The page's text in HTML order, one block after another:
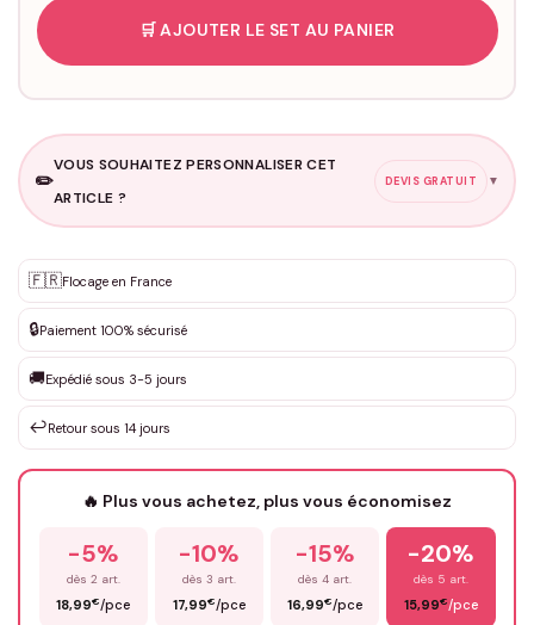
🛒 AJOUTER LE SET AU PANIER
✏️
VOUS SOUHAITEZ PERSONNALISER CET
ARTICLE ?
DEVIS GRATUIT ▼
✨ Personnalisation sur mesure
DEVIS GRATUIT · Personnalisation de 3 à 10€ selon la demande
Que souhaitez-vous ?*
Votre texte / idée*
Prénom*
🇫🇷Flocage en France
🔒Paiement 100% sécurisé
🚚Expédié sous 3-5 jours
↩️Retour sous 14 jours
🔥 Plus vous achetez, plus vous économisez
-5%
dès 2 art.
18,99€/pce
-10%
dès 3 art.
17,99€/pce
-15%
dès 4 art.
16,99€/pce
-20%
dès 5 art.
15,99€/pce